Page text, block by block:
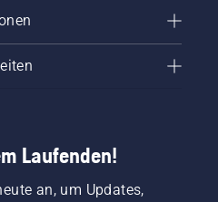
Laufenden!
an, um Updates,